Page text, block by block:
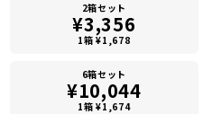
2箱セット
¥3,356
1箱 ¥1,678
6箱セット
¥10,044
1箱 ¥1,674